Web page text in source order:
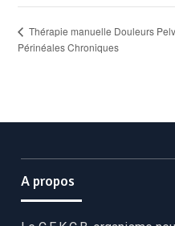
Thérapie manuelle Douleurs
Périnéales Chroniques
A propos